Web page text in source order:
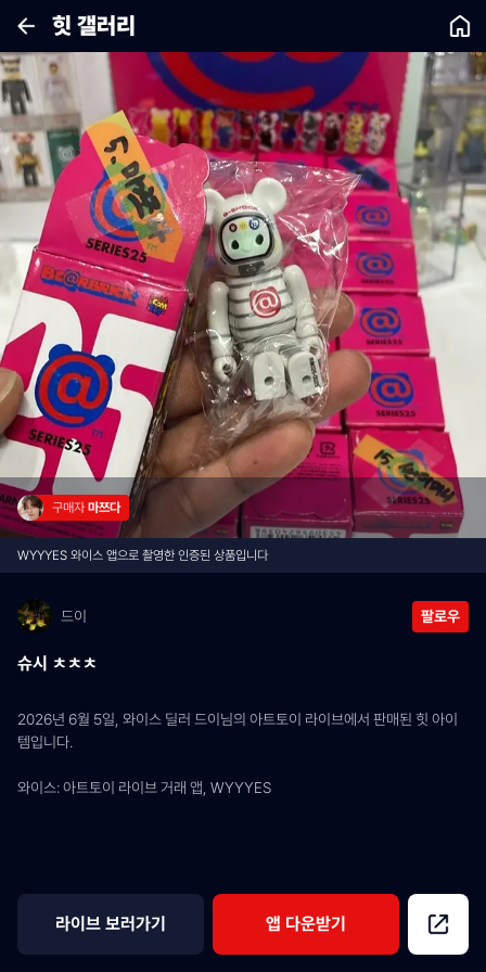
힛 갤러리
구매자 마쯔다
WYYYES 와이스 앱으로 촬영한 인증된 상품입니다
드이 팔로우
슈시 ㅊㅊㅊ
2026년 6월 5일, 와이스 딜러 드이님의 아트토이 라이브에서 판매된 힛 아이
템입니다.
와이스: 아트토이 라이브 거래 앱, WYYYES
라이브 보러가기 앱 다운받기